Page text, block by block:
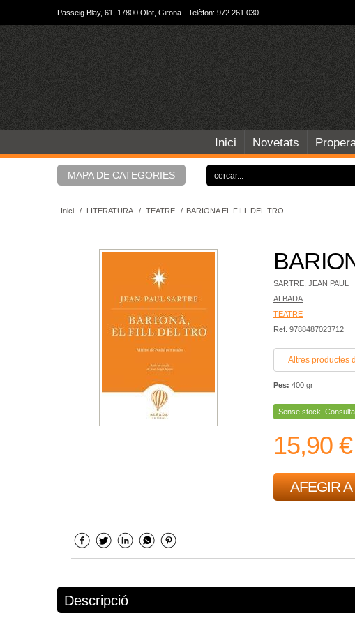
Passeig Blay, 61, 17800 Olot, Girona - Telèfon: 972 261 030
Inici Novetats
MAPA DE CATEGORIES
Inici / LITERATURA / TEATRE / BARIONA EL FILL DEL TRO
SARTRE, JEAN PAUL
ALBADA
TEATRE
Ref. 9788487023712
Altres productes
Pes: 400 gr
Sense stock.
15,90 €
AFEGIR
Descripció